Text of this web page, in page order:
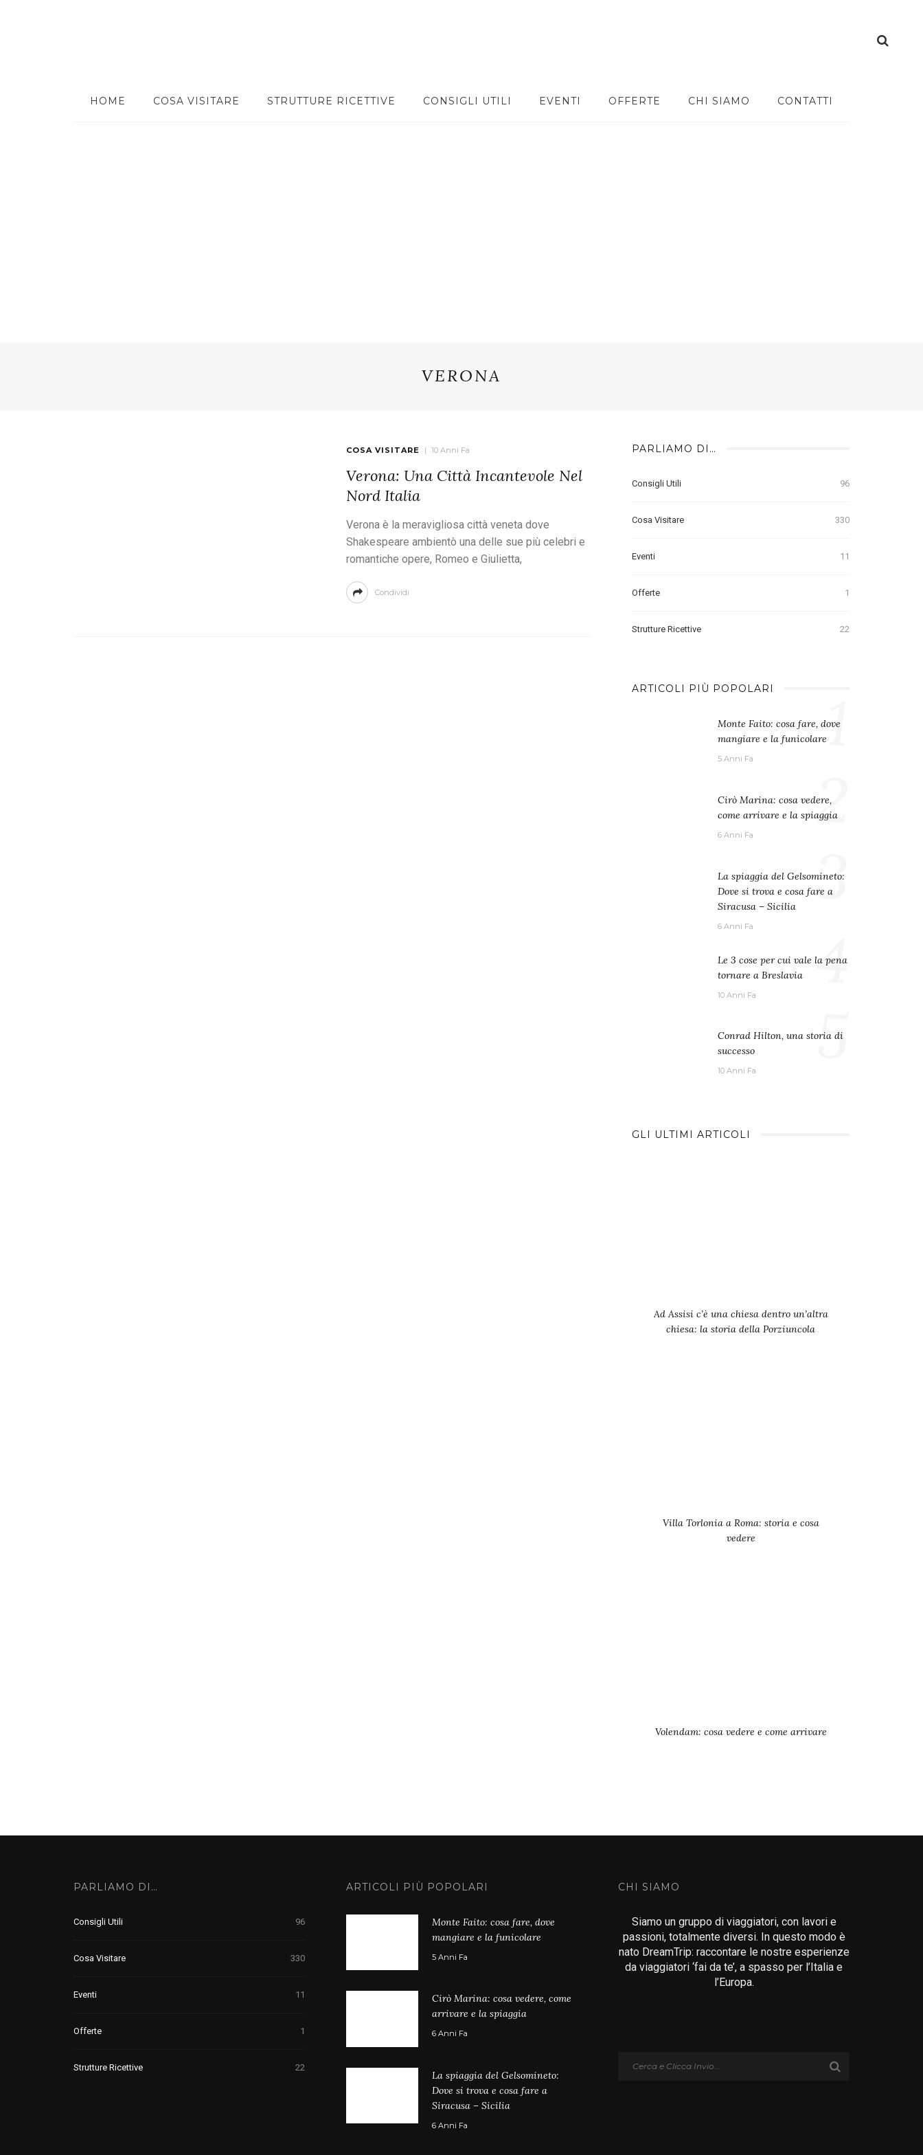
HOME COSA VISITARE STRUTTURE RICETTIVE CONSIGLI UTILI EVENTI OFFERTE CHI SIAMO CONTATTI
VERONA
COSA VISITARE 10 Anni Fa
Verona: Una Città Incantevole Nel
Nord Italia
Verona è la meravigliosa città veneta dove
Shakespeare ambientò una delle sue più celebri e
romantiche opere, Romeo e Giulietta,
Condividi
PARLIAMO DI…
Consigli Utili 96
Cosa Visitare 330
Eventi 11
Offerte 1
Strutture Ricettive 22
ARTICOLI PIÙ POPOLARI
Monte Faito: cosa fare, dove
mangiare e la funicolare
5 Anni Fa 1
Cirò Marina: cosa vedere,
come arrivare e la spiaggia
6 Anni Fa 2
La spiaggia del Gelsomineto:
Dove si trova e cosa fare a
Siracusa – Sicilia
6 Anni Fa
3
Le 3 cose per cui vale la pena
tornare a Breslavia
10 Anni Fa 4
Conrad Hilton, una storia di
successo
10 Anni Fa 5
GLI ULTIMI ARTICOLI
Ad Assisi c’è una chiesa dentro un’altra
chiesa: la storia della Porziuncola
Villa Torlonia a Roma: storia e cosa
vedere
Volendam: cosa vedere e come arrivare
PARLIAMO DI…
Consigli Utili 96
Cosa Visitare 330
Eventi 11
Offerte 1
Strutture Ricettive 22
ARTICOLI PIÙ POPOLARI
Monte Faito: cosa fare, dove
mangiare e la funicolare
5 Anni Fa
Cirò Marina: cosa vedere, come
arrivare e la spiaggia
6 Anni Fa
La spiaggia del Gelsomineto:
Dove si trova e cosa fare a
Siracusa – Sicilia
6 Anni Fa
CHI SIAMO
Siamo un gruppo di viaggiatori, con lavori e
passioni, totalmente diversi. In questo modo è
nato DreamTrip: raccontare le nostre esperienze
da viaggiatori ‘fai da te’, a spasso per l’Italia e
l’Europa.